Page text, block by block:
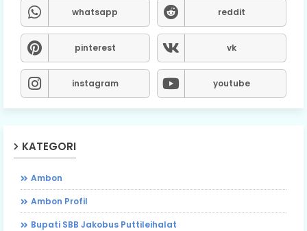
whatsapp reddit
pinterest vk
instagram youtube
KATEGORI
Ambon
Ambon Profil
Bupati SBB Jakobus Puttileihalat